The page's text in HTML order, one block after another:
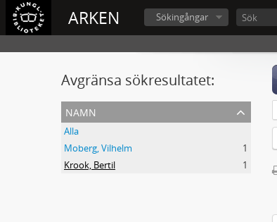
ARKEN Sökingångar
Avgränsa sökresultatet:
namn
Alla
Moberg, Vilhelm
1
Krook, Bertil
1